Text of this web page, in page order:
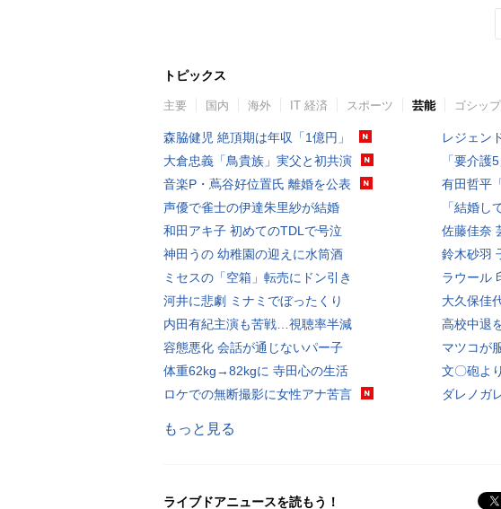
トピックス
主要 国内 海外 IT 経済 スポーツ 芸能 ゴシップ
森脇健児 絶頂期は年収「1億円」
大倉忠義「鳥貴族」実父と初共演
音楽P・蔦谷好位置氏 離婚を公表
声優で雀士の伊達朱里紗が結婚
和田アキ子 初めてのTDLで号泣
神田うの 幼稚園の迎えに水筒酒
ミセスの「空箱」転売にドン引き
河井に悲劇 ミナミでぼったくり
内田有紀主演も苦戦…視聴率半減
容態悪化 会話が通じないパー子
体重62kg→82kgに 寺田心の生活
ロケでの無断撮影に女性アナ苦言
レジェン
「要介護
有田哲平
「結婚し
佐藤佳奈
鈴木砂羽
ラウール
大久保佳
高校中退
マツコが
文〇砲よ
ダレノガ
もっと見る
ライブドアニュースを読もう！